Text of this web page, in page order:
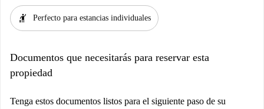
hail Perfecto para estancias individuales
Documentos que necesitarás para reservar esta
propiedad
Tenga estos documentos listos para el siguiente paso de su